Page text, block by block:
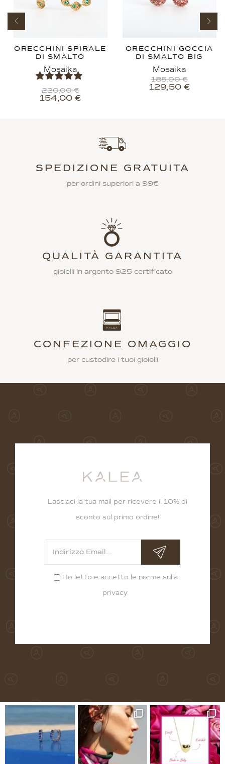
ORECCHINI SPIRALE
DI SMALTO
Mosaika
220,00€
154,00 €
ORECCHINI GOCCIA
DI SMALTO BIG
Mosaika
185,00€
129,50 €
SPEDIZIONE GRATUITA
per ordini superiori a 99€
QUALITÀ GARANTITA
gioielli in argento 925 certificato
CONFEZIONE OMAGGIO
per custodire i tuoi gioielli
Lasciaci la tua mail per ricevere il 10% di
sconto sul primo ordine!
Ho letto e accetto le norme sulla
privacy.